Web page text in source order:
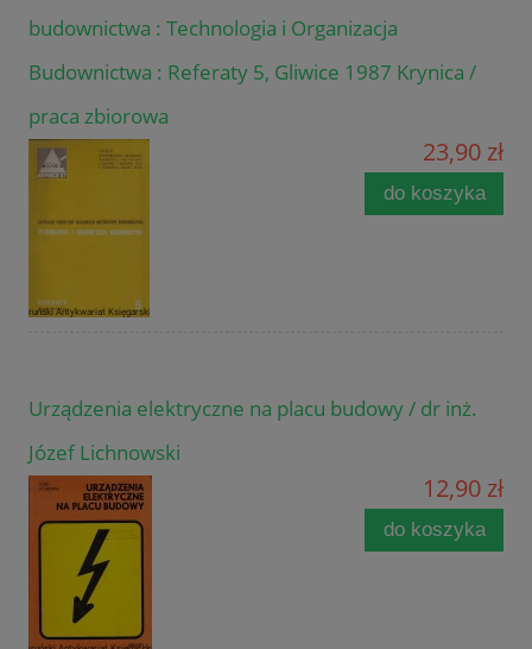
budownictwa : Technologia i Organizacja
Budownictwa : Referaty 5, Gliwice 1987 Krynica /
praca zbiorowa
23,90 zł
do koszyka
Urządzenia elektryczne na placu budowy / dr inż.
Józef Lichnowski
12,90 zł
do koszyka